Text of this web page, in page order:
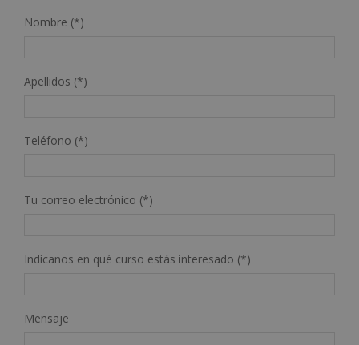
Nombre (*)
Apellidos (*)
Teléfono (*)
Tu correo electrónico (*)
Indícanos en qué curso estás interesado (*)
Mensaje